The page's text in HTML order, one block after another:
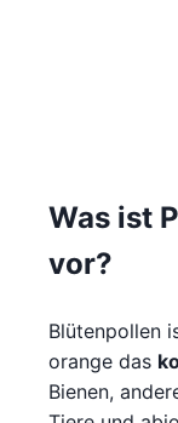
Was ist
vor?
Blütenpollen
orange das
Bienen,